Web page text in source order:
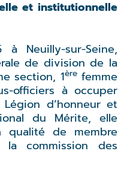
et institutionnelle
Neuilly-sur-Seine,
de division de la
section, 1èrefemme
officiers à occuper
d’honneur et
du Mérite, elle
qualité de membre
commission des